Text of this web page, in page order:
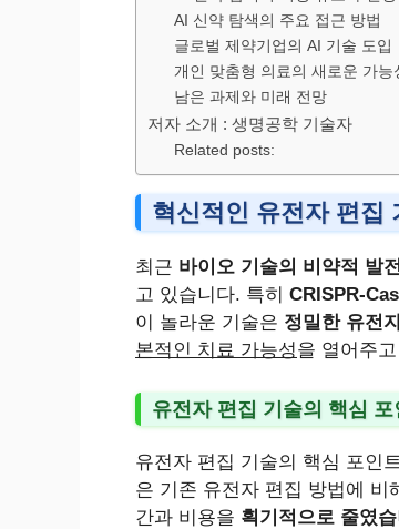
AI 신약 탐색의 주요 접근 방법
글로벌 제약기업의 AI 기술 도입
개인 맞춤형 의료의 새로운 가능
남은 과제와 미래 전망
저자 소개 : 생명공학 기술자
Related posts:
혁신적인 유전자 편집
최근 바이오 기술의 비약적 발전
고 있습니다. 특히 CRISPR-
이 놀라운 기술은 정밀한 유전
본적인 치료 가능성을 열어주
유전자 편집 기술의 핵심 포
유전자 편집 기술의 핵심 포인
은 기존 유전자 편집 방법에 비
간과 비용을 획기적으로 줄였